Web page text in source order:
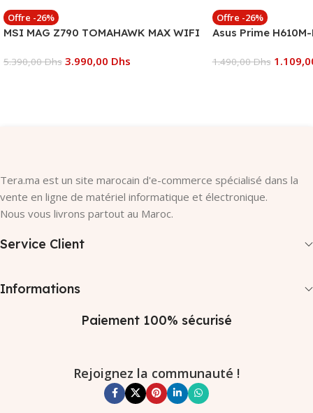
Offre -26%
MSI MAG Z790 TOMAHAWK MAX WIFI
5.390,00Dhs 3.990,00 Dhs
Offre -26%
Asus Prime
1.490,00Dhs
Tera.ma est un site marocain d'e-commerce spécialisé dans la
vente en ligne de matériel informatique et électronique.
Nous vous livrons partout au Maroc.
Service Client
Informations
Paiement 100% sécurisé
Rejoignez la communauté !